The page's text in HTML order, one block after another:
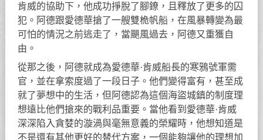
肯威的協助下，他成功掙脫了腳鐐，且釋放了更多的囚
犯。阿德跟愛德華搶了一艘雙桅帆船，在風暴轉變為最
可怕的情況之前逃走了，當颶風過去，阿德又重獲自
由。
從那之後，阿德就成為愛德華·肯威船長的寒鴉號軍需
官，並在拿索度過了一段日子。他們變得富有，甚至成
就了夢想中的生活，但阿德認為這個海盜城鎮的制度理
想遠比他們搶來的戰利品重要。當他看到愛德華·肯威
深深陷入貪婪的漩渦與毫無意義的榮耀時，他想知道是
不是還有其他更好的替代方案，一個能夠讓他的理想加